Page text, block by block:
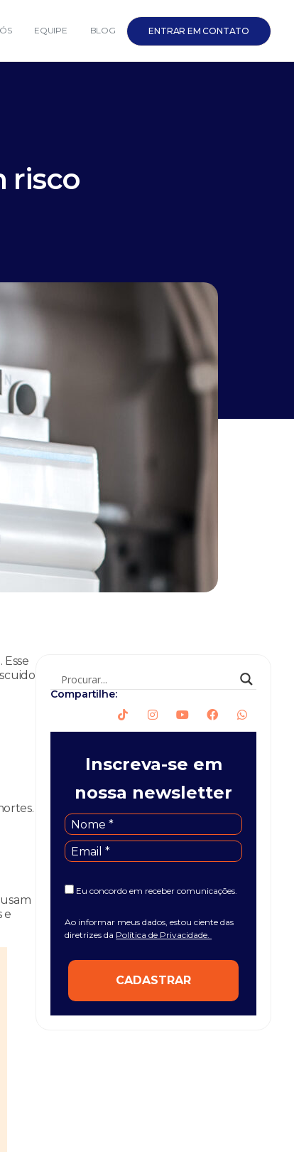
EQUIPE BLOG ENTRAR EM CONTATO
risco
e
Compartilhe:
Inscreva-se em
nossa newsletter
Eu concordo em receber comunicações.
Ao informar meus dados, estou ciente das
diretrizes da Política de Privacidade.
CADASTRAR